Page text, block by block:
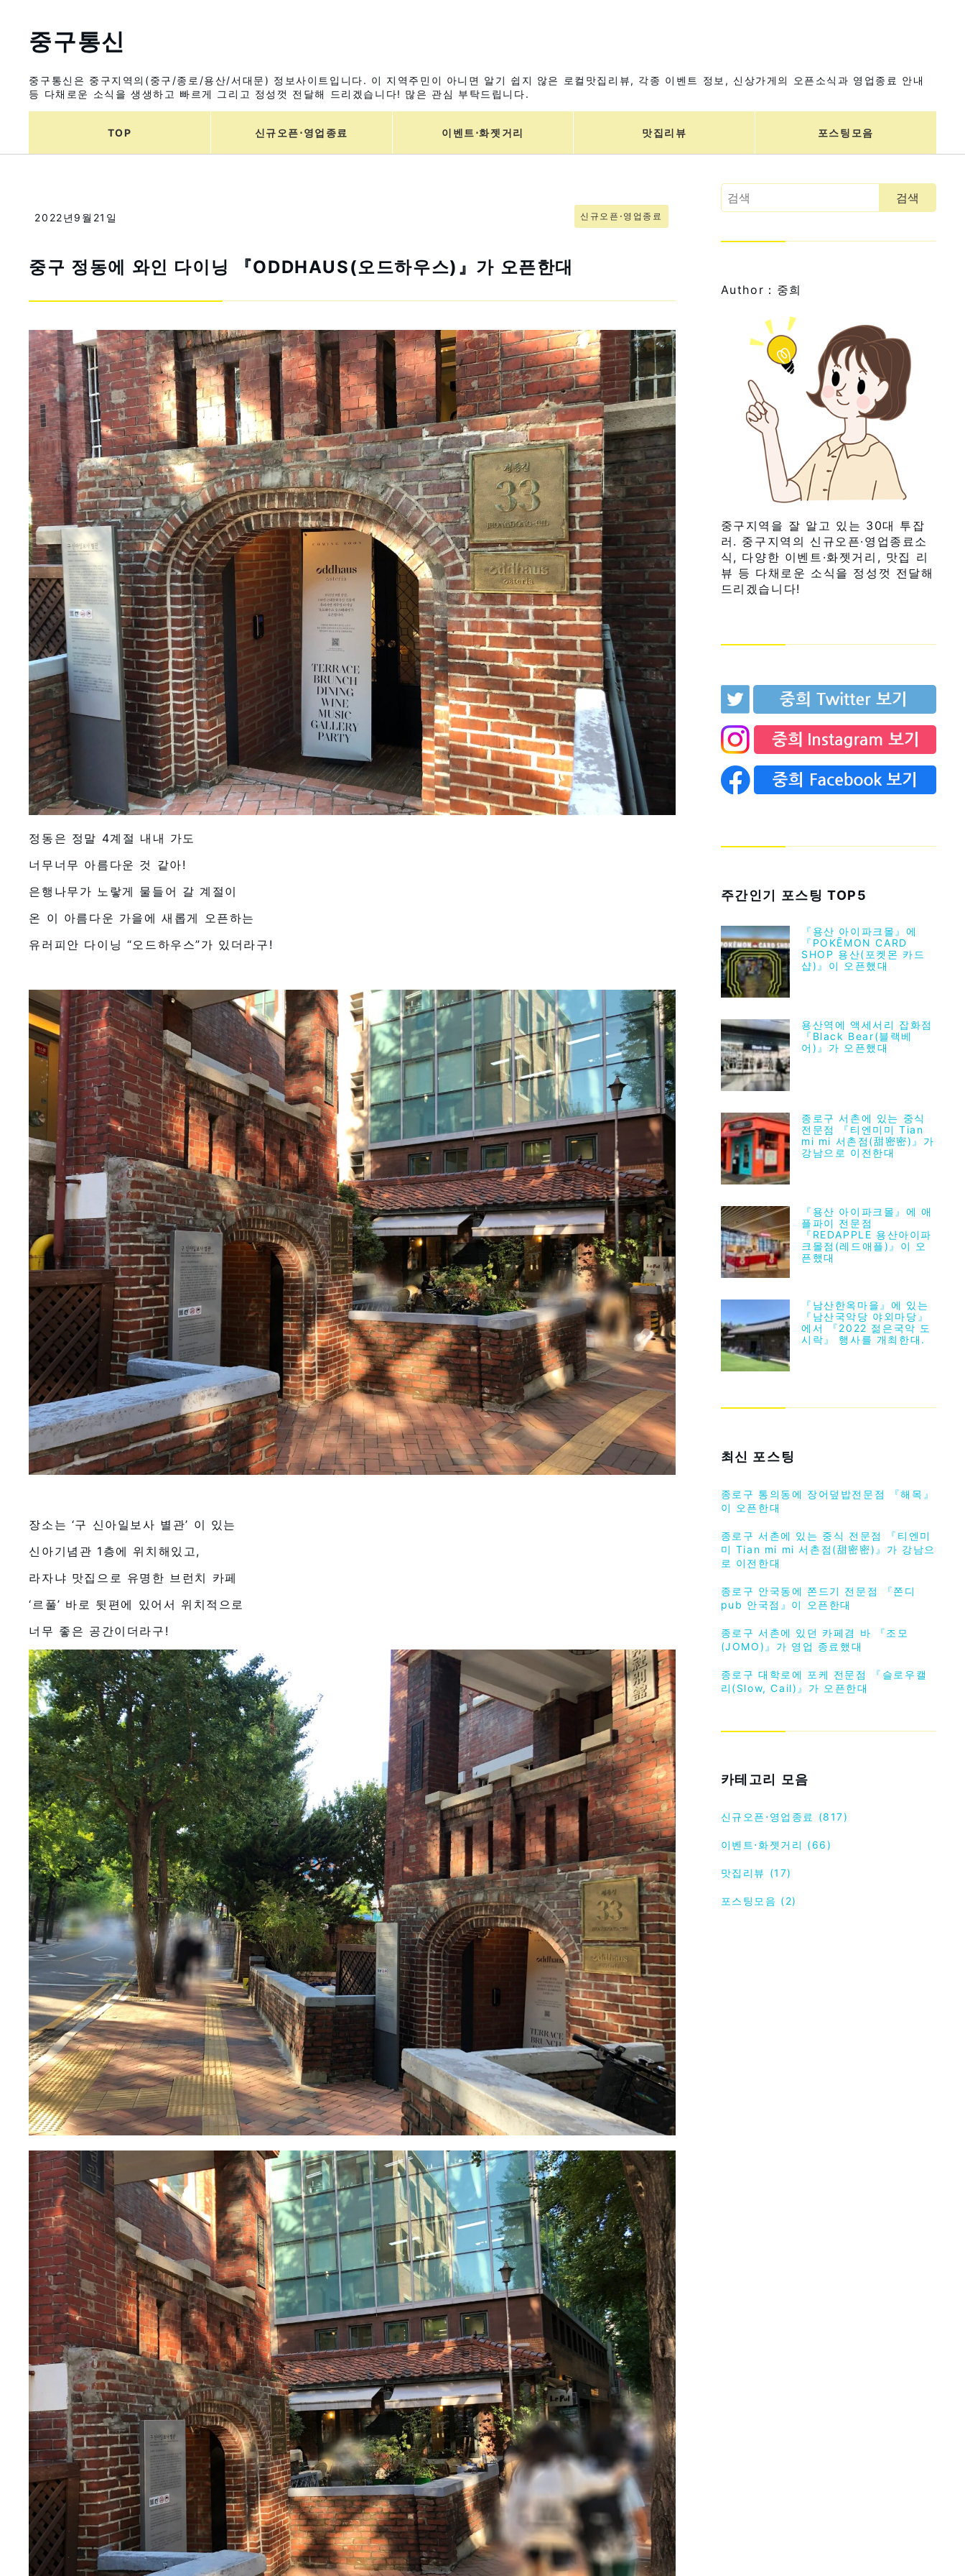
중구통신
중구통신은 중구지역의(중구/종로/용산/서대문) 정보사이트입니다. 이 지역주민이 아니면 알기 쉽지 않은 로컬맛집리뷰, 각종 이벤트 정보, 신상가게의 오픈소식과 영업종료 안내
등 다채로운 소식을 생생하고 빠르게 그리고 정성껏 전달해 드리겠습니다! 많은 관심 부탁드립니다.
TOP 신규오픈⋅영업종료 이벤트⋅화젯거리 맛집리뷰 포스팅모음
2022년9월21일 신규오픈⋅영업종료
중구 정동에 와인 다이닝 『ODDHAUS(오드하우스)』가 오픈한대
정동은 정말 4계절 내내 가도
너무너무 아름다운 것 같아!
은행나무가 노랗게 물들어 갈 계절이
온 이 아름다운 가을에 새롭게 오픈하는
유러피안 다이닝 “오드하우스”가 있더라구!
장소는 ‘구 신아일보사 별관’ 이 있는
신아기념관 1층에 위치해있고,
라자냐 맛집으로 유명한 브런치 카페
‘르풀’ 바로 뒷편에 있어서 위치적으로
너무 좋은 공간이더라구!
Author：중희
중구지역을 잘 알고 있는 30대 투잡
러. 중구지역의 신규오픈·영업종료소
식, 다양한 이벤트·화젯거리, 맛집 리
뷰 등 다채로운 소식을 정성껏 전달해
드리겠습니다!
주간인기 포스팅 TOP5
『용산 아이파크몰』에
『POKĒMON CARD
SHOP 용산(포켓몬 카드
샵)』이 오픈했대
용산역에 액세서리 잡화점
『Black Bear(블랙베
어)』가 오픈했대
종로구 서촌에 있는 중식
전문점 『티엔미미 Tian
mi mi 서촌점(甜密密)』가
강남으로 이전한대
『용산 아이파크몰』에 애
플파이 전문점
『REDAPPLE 용산아이파
크몰점(레드애플)』이 오
픈했대
『남산한옥마을』에 있는
『남산국악당 야외마당』
에서 『2022 젊은국악 도
시락』 행사를 개최한대.
최신 포스팅
종로구 통의동에 장어덮밥전문점 『해목』
이 오픈한대
종로구 서촌에 있는 중식 전문점 『티엔미
미 Tian mi mi 서촌점(甜密密)』가 강남으
로 이전한대
종로구 안국동에 쫀드기 전문점 『쫀디
pub 안국점』이 오픈한대
종로구 서촌에 있던 카페겸 바 『조모
(JOMO)』가 영업 종료했대
종로구 대학로에 포케 전문점 『슬로우캘
리(Slow, Cail)』가 오픈한대
카테고리 모음
신규오픈⋅영업종료 (817)
이벤트⋅화젯거리 (66)
맛집리뷰 (17)
포스팅모음 (2)